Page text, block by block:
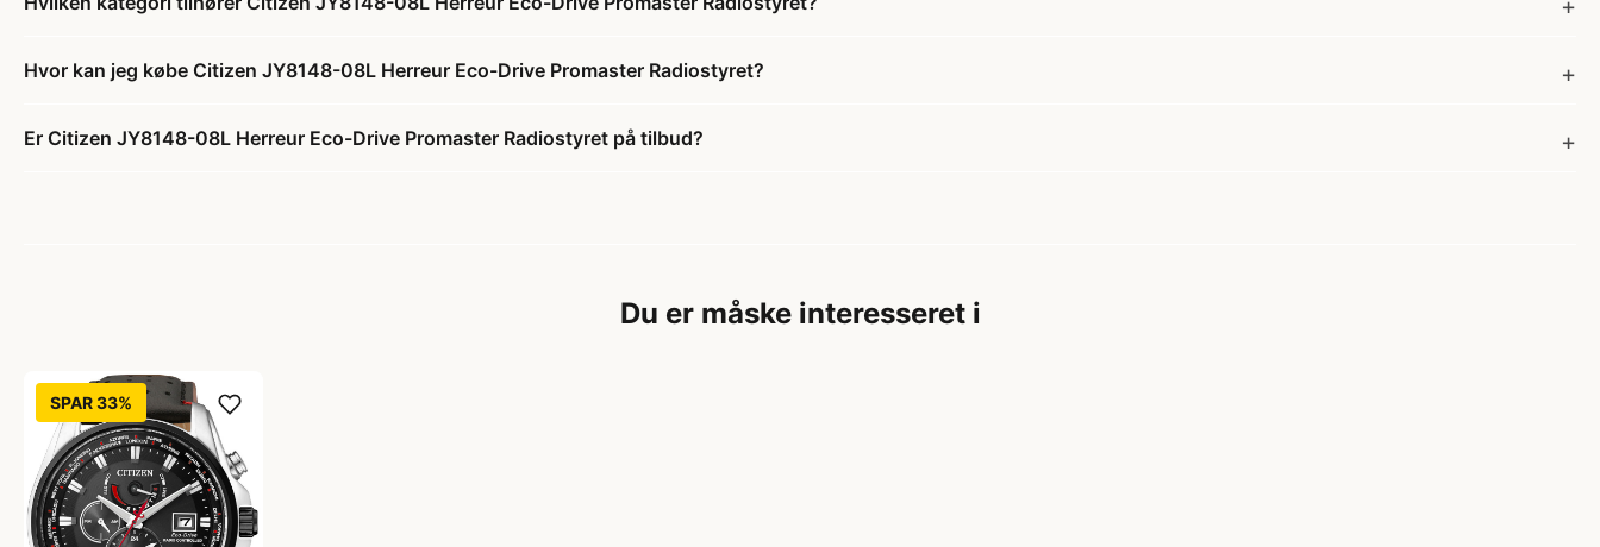
Hvor kan jeg købe Citizen JY8148-08L Herreur Eco-Drive Promaster Radiostyret?
Er Citizen JY8148-08L Herreur Eco-Drive Promaster Radiostyret på tilbud?
Du er måske interesseret i
SPAR 33%